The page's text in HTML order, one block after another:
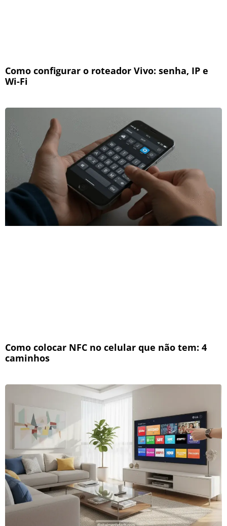
Como configurar o roteador Vivo: senha, IP e
Wi-Fi
Como colocar NFC no celular que não tem: 4
caminhos